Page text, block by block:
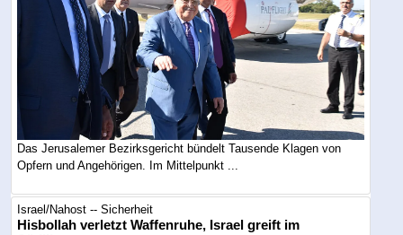
Das Jerusalemer Bezirksgericht bündelt Tausende Klagen von
Opfern und Angehörigen. Im Mittelpunkt ...
Israel/Nahost -- Sicherheit
Hisbollah verletzt Waffenruhe, Israel greift im